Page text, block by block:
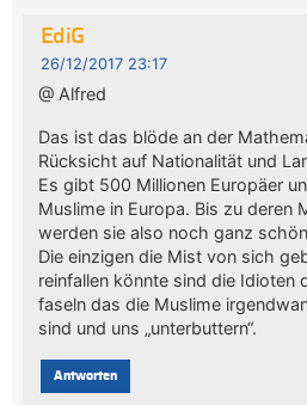
EdiG
26/12/2017 23:17
@ Alfred
Das ist das blöde an der
Rücksicht auf Nationalität und
Es gibt 500 Millionen Europäer
Muslime in Europa. Bis zu deren
werden sie also noch ganz
Die einzigen die Mist von sich
reinfallen könnte sind die Idioten
faseln das die Muslime
sind und uns „unterbuttern“.
Antworten